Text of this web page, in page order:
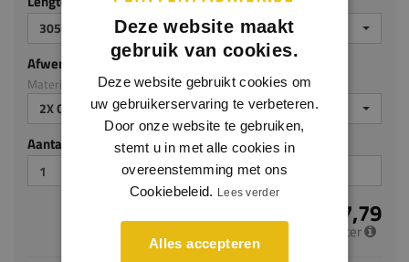
3050
Afwerking
Materiaal: MDF brandvertragend
2X GEGROND
Aantal stuks
€ 17,79
per meter
Deze website maakt
gebruik van cookies.
Deze website gebruikt cookies om
uw gebruikerservaring te verbeteren.
Door onze website te gebruiken,
stemt u in met alle cookies in
overeenstemming met ons
Cookiebeleid. Lees verder
Alles accepteren